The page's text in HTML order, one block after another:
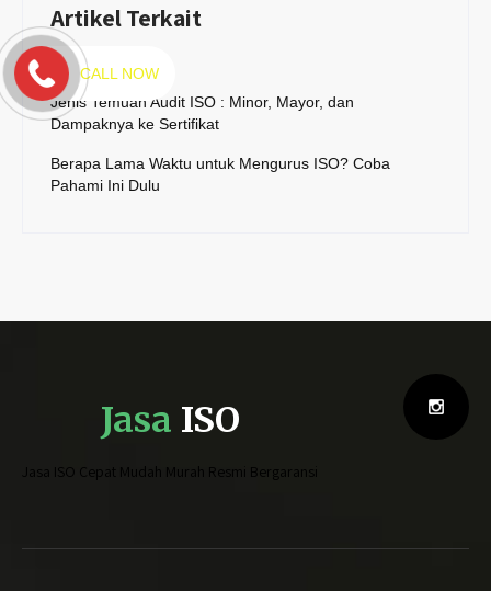
Artikel Terkait
Jenis Temuan Audit ISO : Minor, Mayor, dan
Dampaknya ke Sertifikat
Berapa Lama Waktu untuk Mengurus ISO? Coba
Pahami Ini Dulu
Jasa ISO
Jasa ISO Cepat Mudah Murah Resmi Bergaransi
CALL NOW